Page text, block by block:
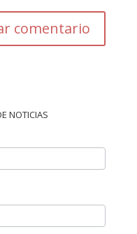
NOTICIAS